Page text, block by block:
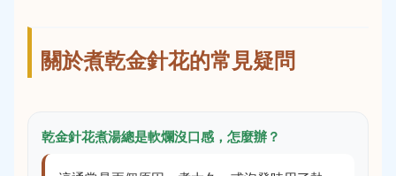
關於煮乾金針花的常見疑問
乾金針花煮湯總是軟爛沒口感，怎麼辦？